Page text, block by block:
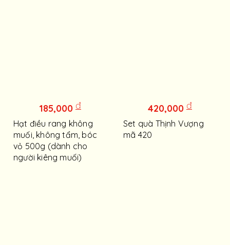
185,000 đ
Hạt điều rang không
muối, không tẩm, bóc
vỏ 500g (dành cho
người kiêng muối)
420,000 đ
Set quà Thịnh Vượng
mã 420